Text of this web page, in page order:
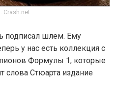
Crash.net
подписал шлем. Ему
у нас есть коллекция с
Формулы 1, которые
слова Стюарта издание